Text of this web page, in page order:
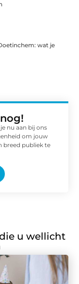
wat je
nu aan bij ons
om jouw
breed publiek te
u wellicht